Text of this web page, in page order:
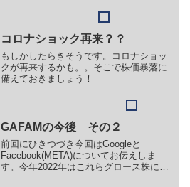
コロナショック再来？？
もしかしたらきそうです。コロナショッ
クが再来するかも。。そこで株価暴落に
備えておきましょう！
GAFAMの今後 その２
前回にひきつづき今回はGoogleと
Facebook(META)についてお伝えしま
す。今年2022年はこれらグロース株には